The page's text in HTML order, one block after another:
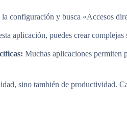
la configuración y busca «Accesos
aplicación, puedes crear complejas
Muchas aplicaciones permiten
sino también de productividad.